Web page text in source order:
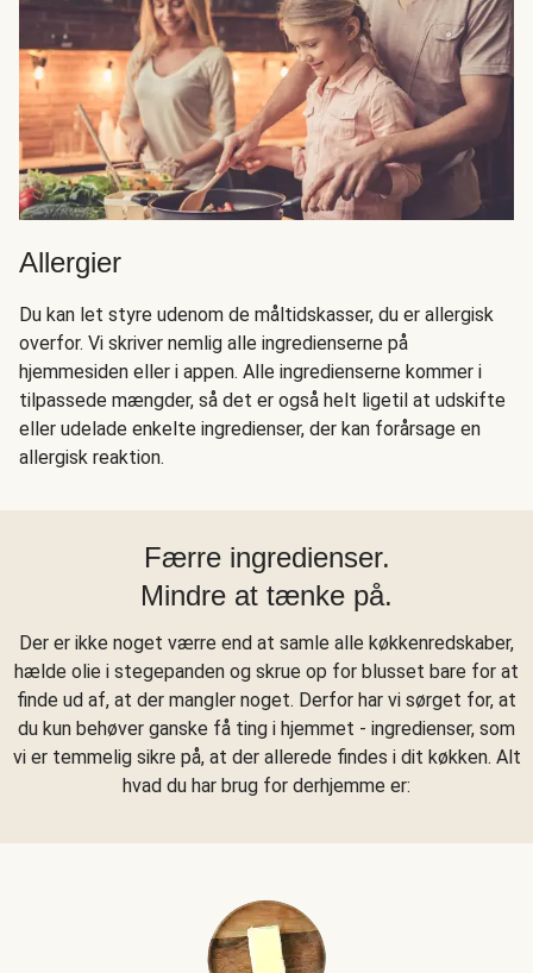
Allergier
Du kan let styre udenom de måltidskasser, du er allergisk
overfor. Vi skriver nemlig alle ingredienserne på
hjemmesiden eller i appen. Alle ingredienserne kommer i
tilpassede mængder, så det er også helt ligetil at udskifte
eller udelade enkelte ingredienser, der kan forårsage en
allergisk reaktion.
Færre ingredienser.
Mindre at tænke på.
Der er ikke noget værre end at samle alle køkkenredskaber,
hælde olie i stegepanden og skrue op for blusset bare for at
finde ud af, at der mangler noget. Derfor har vi sørget for, at
du kun behøver ganske få ting i hjemmet - ingredienser, som
vi er temmelig sikre på, at der allerede findes i dit køkken. Alt
hvad du har brug for derhjemme er: